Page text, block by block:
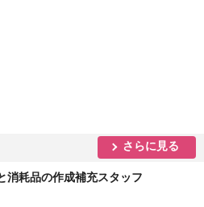
さらに見る
消耗品の作成補充スタッフ